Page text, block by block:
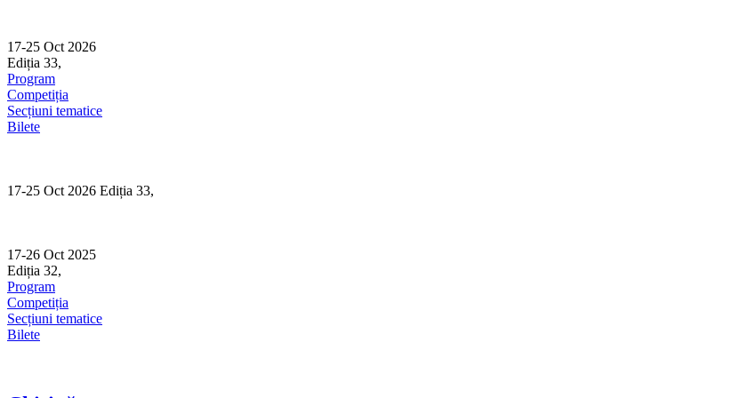
content
17-25 Oct 2026
Ediția 33,
Program
Competiția
Secțiuni tematice
Bilete
17-25 Oct 2026 Ediția 33,
17-26 Oct 2025
Ediția 32,
Program
Competiția
Secțiuni tematice
Bilete